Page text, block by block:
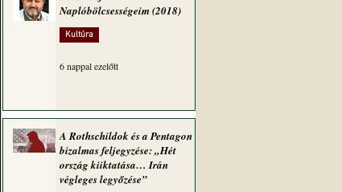
Naplóbölcsességeim (2018)
Kultúra
6 nappal ezelőtt
A Rothschildok és a Pentagon
bizalmas feljegyzése: „Hét
ország kiiktatása… Irán
végleges legyőzése”